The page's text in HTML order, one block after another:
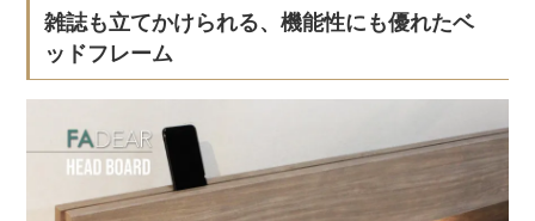
雑誌も立てかけられる、機能性にも優れたベ
ッドフレーム